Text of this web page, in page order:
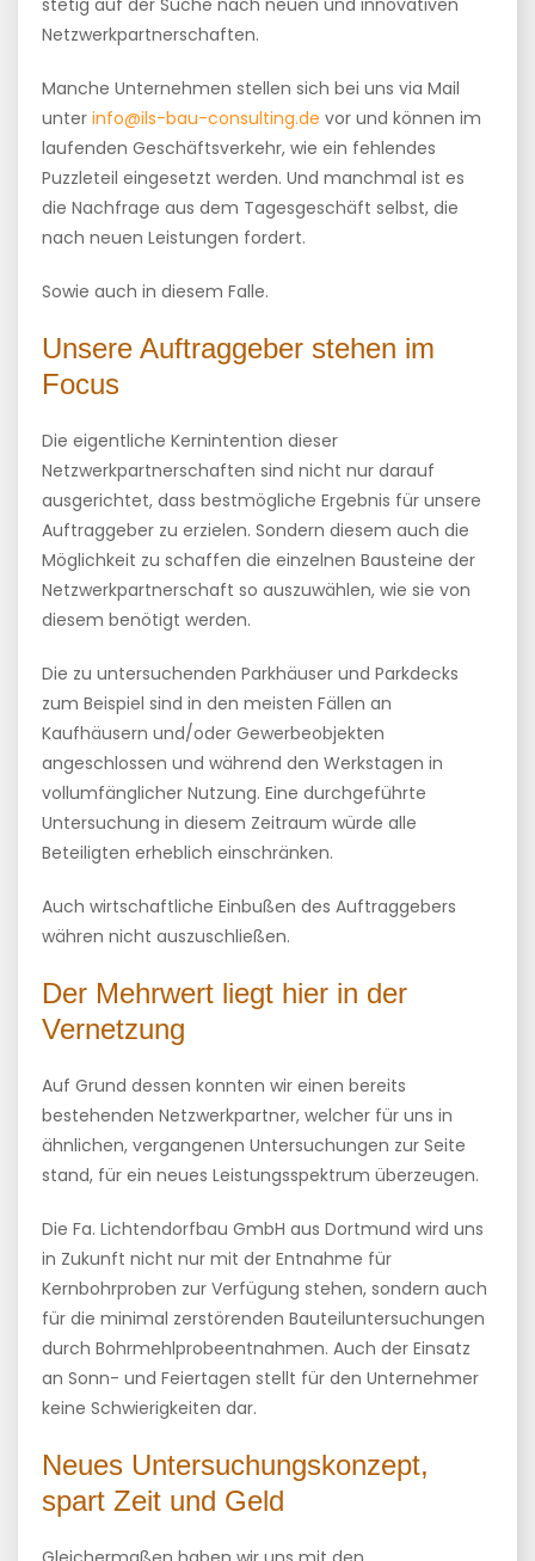
stetig auf der Suche nach neuen und innovativen
Netzwerkpartnerschaften.
Manche Unternehmen stellen sich bei uns via Mail
unter info@ils-bau-consulting.de vor und können im
laufenden Geschäftsverkehr, wie ein fehlendes
Puzzleteil eingesetzt werden. Und manchmal ist es
die Nachfrage aus dem Tagesgeschäft selbst, die
nach neuen Leistungen fordert.
Sowie auch in diesem Falle.
Unsere Auftraggeber stehen im
Focus
Die eigentliche Kernintention dieser
Netzwerkpartnerschaften sind nicht nur darauf
ausgerichtet, dass bestmögliche Ergebnis für unsere
Auftraggeber zu erzielen. Sondern diesem auch die
Möglichkeit zu schaffen die einzelnen Bausteine der
Netzwerkpartnerschaft so auszuwählen, wie sie von
diesem benötigt werden.
Die zu untersuchenden Parkhäuser und Parkdecks
zum Beispiel sind in den meisten Fällen an
Kaufhäusern und/oder Gewerbeobjekten
angeschlossen und während den Werkstagen in
vollumfänglicher Nutzung. Eine durchgeführte
Untersuchung in diesem Zeitraum würde alle
Beteiligten erheblich einschränken.
Auch wirtschaftliche Einbußen des Auftraggebers
währen nicht auszuschließen.
Der Mehrwert liegt hier in der
Vernetzung
Auf Grund dessen konnten wir einen bereits
bestehenden Netzwerkpartner, welcher für uns in
ähnlichen, vergangenen Untersuchungen zur Seite
stand, für ein neues Leistungsspektrum überzeugen.
Die Fa. Lichtendorfbau GmbH aus Dortmund wird uns
in Zukunft nicht nur mit der Entnahme für
Kernbohrproben zur Verfügung stehen, sondern auch
für die minimal zerstörenden Bauteiluntersuchungen
durch Bohrmehlprobeentnahmen. Auch der Einsatz
an Sonn- und Feiertagen stellt für den Unternehmer
keine Schwierigkeiten dar.
Neues Untersuchungskonzept,
spart Zeit und Geld